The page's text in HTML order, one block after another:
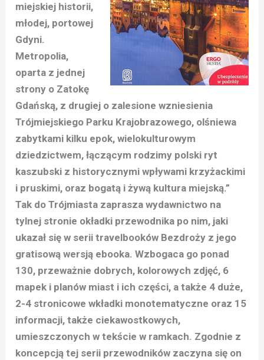
miejskiej historii,
młodej, portowej
Gdyni.
Metropolia,
oparta z jednej
strony o Zatokę
Gdańską, z drugiej o zalesione wzniesienia
Trójmiejskiego Parku Krajobrazowego, olśniewa
zabytkami kilku epok, wielokulturowym
dziedzictwem, łączącym rodzimy polski ryt
kaszubski z historycznymi wpływami krzyżackimi
i pruskimi, oraz bogatą i żywą kultura miejską.”
Tak do Trójmiasta zaprasza wydawnictwo na
tylnej stronie okładki przewodnika po nim, jaki
ukazał się w serii travelbooków Bezdroży z jego
gratisową wersją ebooka. Wzbogaca go ponad
130, przeważnie dobrych, kolorowych zdjęć, 6
mapek i planów miast i ich części, a także 4 duże,
2-4 stronicowe wkładki monotematyczne oraz 15
informacji, także ciekawostkowych,
umieszczonych w tekście w ramkach. Zgodnie z
koncepcją tej serii przewodników zaczyna się on